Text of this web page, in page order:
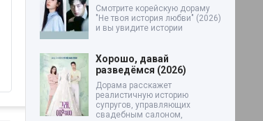
Последняя миссия
ангела: Любовь
Моя любовь
Патчжви (2002)
Смотрите корейскую дораму
"Не твоя история любви" (2026)
и вы увидите истории
Хорошо, давай
разведёмся (2026)
Дорама расскажет
реалистичную историю
супругов, управляющих
свадебным салоном,